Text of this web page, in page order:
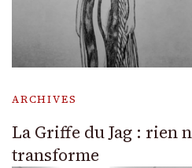
ARCHIVES
La Griffe du Jag : rien
transforme